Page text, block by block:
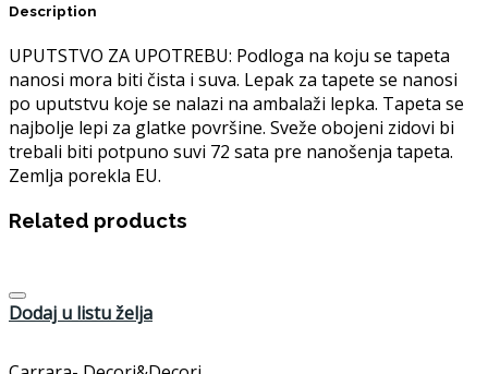
Description
UPUTSTVO ZA UPOTREBU: Podloga na koju se tapeta
nanosi mora biti čista i suva. Lepak za tapete se nanosi
po uputstvu koje se nalazi na ambalaži lepka. Tapeta se
najbolje lepi za glatke površine. Sveže obojeni zidovi bi
trebali biti potpuno suvi 72 sata pre nanošenja tapeta.
Zemlja porekla EU.
Related products
Dodaj u listu želja